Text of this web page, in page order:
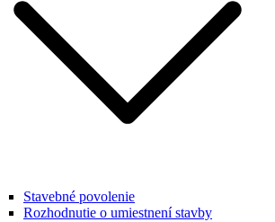
Stavebné povolenie
Rozhodnutie o umiestnení stavby